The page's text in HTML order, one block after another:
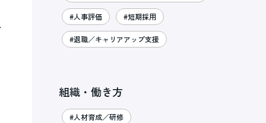
#人事評価 #短期採用
#退職／キャリアアップ支援
組織・働き方
#人材育成／研修